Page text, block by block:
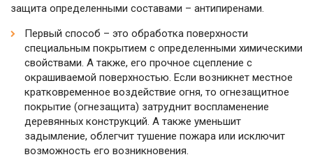
защита определенными составами – антипиренами.
Первый способ – это обработка поверхности
специальным покрытием с определенными химическими
свойствами. А также, его прочное сцепление с
окрашиваемой поверхностью. Если возникнет местное
кратковременное воздействие огня, то огнезащитное
покрытие (огнезащита) затруднит воспламенение
деревянных конструкций. А также уменьшит
задымление, облегчит тушение пожара или исключит
возможность его возникновения.